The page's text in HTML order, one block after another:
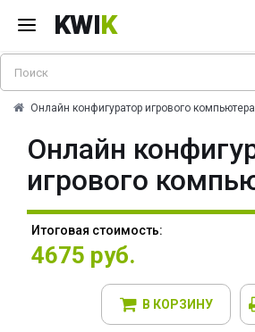
KWIK
Онлайн конфигуратор игрового компьютера
Онлайн
игрового
Итоговая стоимость:
4675 руб.
В КОРЗИНУ